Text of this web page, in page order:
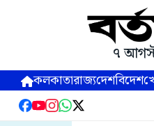
৭
কলকাতারাজ্যদেশবিদেশ